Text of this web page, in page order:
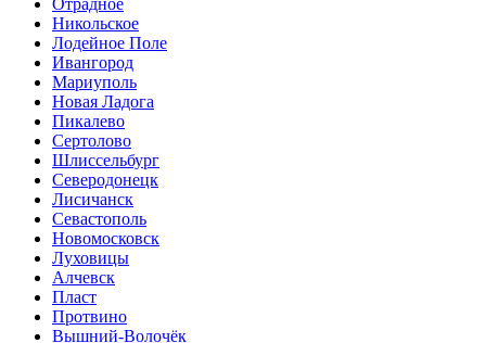
Никольское
Лодейное Поле
Ивангород
Мариуполь
Новая Ладога
Пикалево
Сертолово
Шлиссельбург
Северодонецк
Лисичанск
Севастополь
Новомосковск
Луховицы
Алчевск
Пласт
Протвино
Вышний-Волочёк